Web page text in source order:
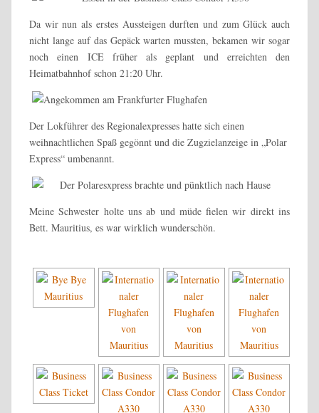
Da wir nun als erstes Aussteigen durften und zum Glück auch
nicht lange auf das Gepäck warten mussten, bekamen wir sogar
noch einen ICE früher als geplant und erreichten den
Heimatbahnhof schon 21:20 Uhr.
Der Lokführer des Regionalexpresses hatte sich einen
weihnachtlichen Spaß gegönnt und die Zugzielanzeige in „Polar
Express“ umbenannt.
Meine Schwester holte uns ab und müde fielen wir direkt ins
Bett. Mauritius, es war wirklich wunderschön.